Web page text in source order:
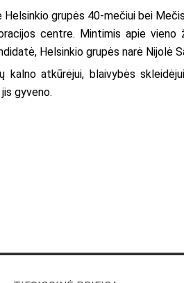
grupės 40-mečiui bei
centre. Mintimis apie
Helsinkio grupės narė Nijolė
kalno atkūrėjui, blaivybės
gyveno.